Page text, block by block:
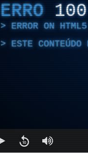
ERRO 100
ERROR ON
ESTE